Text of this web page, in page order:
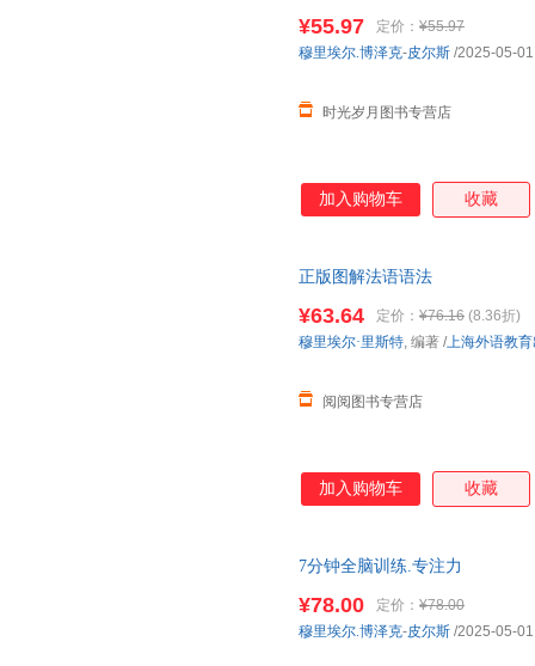
¥55.97 定价： ¥55.97
时光岁月图书专营店
穆里埃尔.博泽克-皮尔斯 /2025-05-01
加入购物车 收藏
正版图解法语语法
¥63.64 定价： ¥76.16 (8.36折)
阅阅图书专营店
穆里埃尔·里斯特, 编著 /上海外语教
加入购物车 收藏
7分钟全脑训练.专注力
¥78.00 定价： ¥78.00
穆里埃尔.博泽克-皮尔斯 /2025-05-01